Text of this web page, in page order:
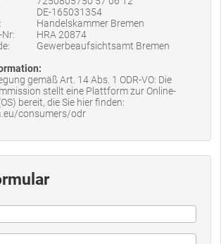
DE-165031354
Handelskammer Bremen
HRA 20874
Gewerbeaufsichtsamt Bremen
gemäß Art. 14 Abs. 1 ODR-VO: Die
stellt eine Plattform zur Online-
bereit, die Sie hier finden:
consumers/odr